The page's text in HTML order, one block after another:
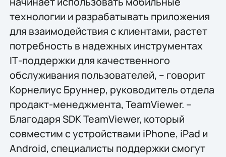
технологии и разрабатывать приложения
для взаимодействия с клиентами, растет
потребность в надежных инструментах
IТ-поддержки для качественного
обслуживания пользователей, – говорит
Корнелиус Бруннер, руководитель отдела
продакт-менеджмента, TeamViewer. –
Благодаря SDK TeamViewer, который
совместим с устройствами iPhone, iPad и
Android, специалисты поддержки смогут